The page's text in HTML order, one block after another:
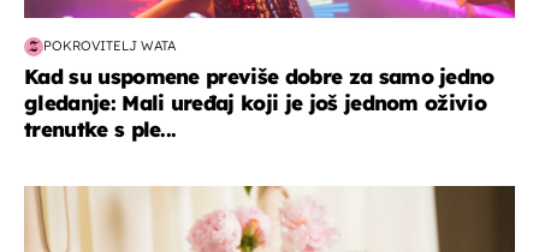
POKROVITELJ WATA
Kad su uspomene previše dobre za samo jedno
gledanje: Mali uređaj koji je još jednom oživio
trenutke s ple...
moda & ljepota